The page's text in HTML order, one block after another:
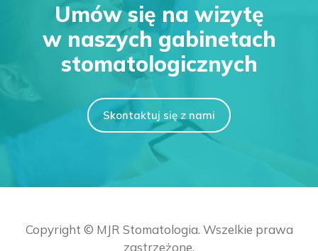
Umów się na wizytę
w naszych gabinetach
stomatologicznych
Skontaktuj się z nami
Copyright © MJR Stomatologia. Wszelkie prawa
zastrzeżone.